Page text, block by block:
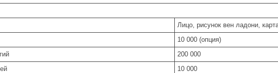
Лицо, рисунок вен ладони,
10 000 (опция)
200 000
10 000